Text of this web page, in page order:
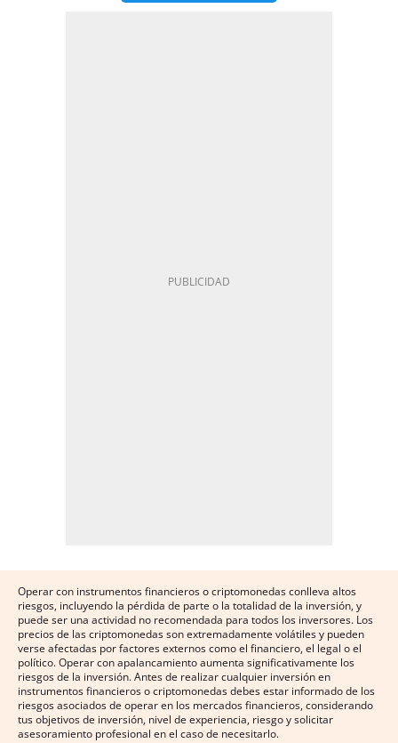
Operar con instrumentos financieros o criptomonedas conlleva altos
riesgos, incluyendo la pérdida de parte o la totalidad de la inversión, y
puede ser una actividad no recomendada para todos los inversores. Los
precios de las criptomonedas son extremadamente volátiles y pueden
verse afectadas por factores externos como el financiero, el legal o el
político. Operar con apalancamiento aumenta significativamente los
riesgos de la inversión. Antes de realizar cualquier inversión en
instrumentos financieros o criptomonedas debes estar informado de los
riesgos asociados de operar en los mercados financieros, considerando
tus objetivos de inversión, nivel de experiencia, riesgo y solicitar
asesoramiento profesional en el caso de necesitarlo.